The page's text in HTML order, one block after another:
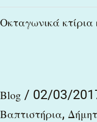
Οκταγωνικά κτίρια
Blog / 02/03/
Βαπτιστήρια,
Οκταγωνικά